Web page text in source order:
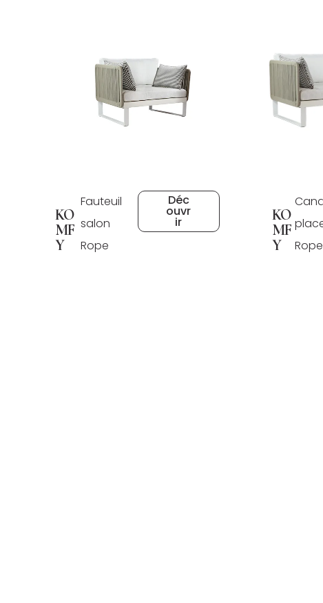
KO
MF
Y
Fauteuil
salon
Rope
Déc
ouvr
ir
KO
MF
Y
Rope